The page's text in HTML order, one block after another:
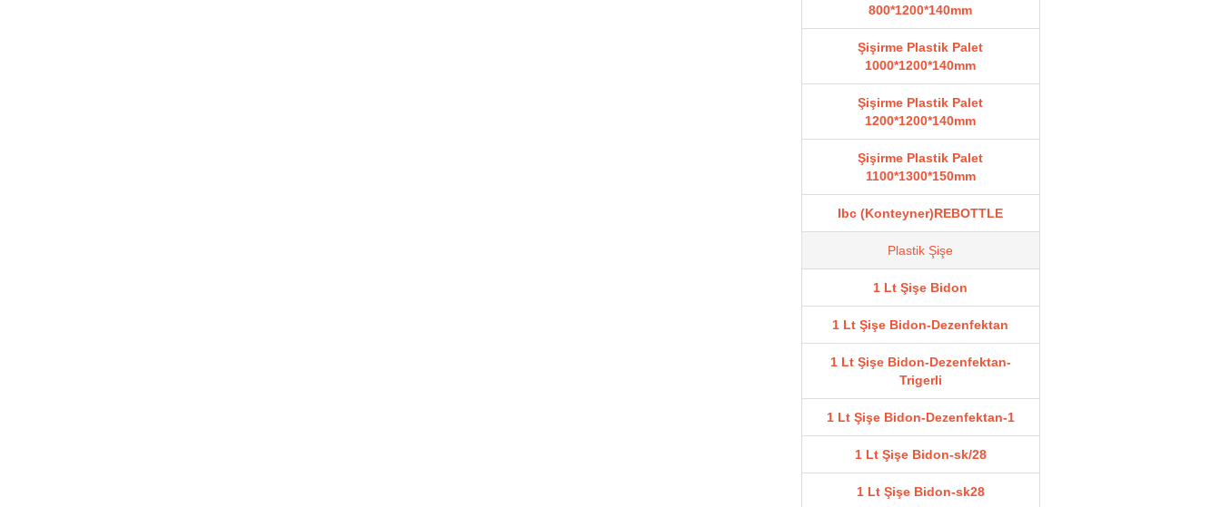
800*1200*140mm
Şişirme Plastik Palet
1000*1200*140mm
Şişirme Plastik Palet
1200*1200*140mm
Şişirme Plastik Palet
1100*1300*150mm
Ibc (Konteyner)REBOTTLE
Plastik Şişe
1 Lt Şişe Bidon
1 Lt Şişe Bidon-Dezenfektan
1 Lt Şişe Bidon-Dezenfektan-
Trigerli
1 Lt Şişe Bidon-Dezenfektan-1
1 Lt Şişe Bidon-sk/28
1 Lt Şişe Bidon-sk28